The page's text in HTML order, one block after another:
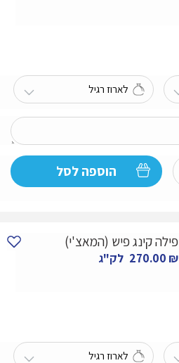
הוספה לסל
פילה קינג פיש (המאצ'י)
270.00 ₪ לק"ג